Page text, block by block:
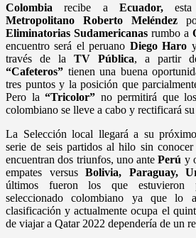
Colombia recibe a Ecuador,esta
Metropolitano Roberto Meléndez
Eliminatorias Sudamericanasrumbo a
encuentro será el peruano Diego Haro
través de la TV Pública, a partir
“Cafeteros” tienen una buena
tres puntos y la posición que
Pero la“Tricolor” no permitirá que
colombiano se lleve a cabo y rectificará su
La Selección local llegará a su
serie de seis partidos al hilo sin
encuentran dos triunfos, uno antePerú y
empates versusBolivia, Paraguay,
últimos fueron los que estuvieron
seleccionado colombiano ya que lo
clasificación y actualmente ocupa el
de viajar a Qatar 2022 dependería de un